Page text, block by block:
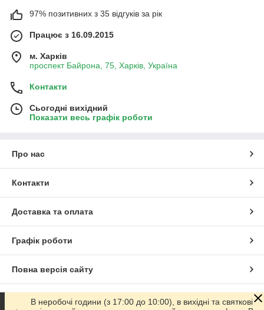
97% позитивних з 35 відгуків за рік
Працює з 16.09.2015
м. Харків
проспект Байрона, 75, Харків, Україна
Контакти
Сьогодні вихідний
Показати весь графік роботи
Про нас
Контакти
Доставка та оплата
Графік роботи
Повна версія сайту
Сайт створено на маркетплейсі Prom.ua
В неробочі години (з 17:00 до 10:00), в вихідні та святкові